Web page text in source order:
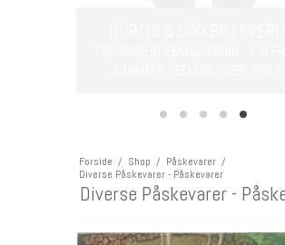
Åbningstider
Forside / Shop / Påskevarer /
Diverse Påskevarer - Påskevarer
Diverse Påskevarer -